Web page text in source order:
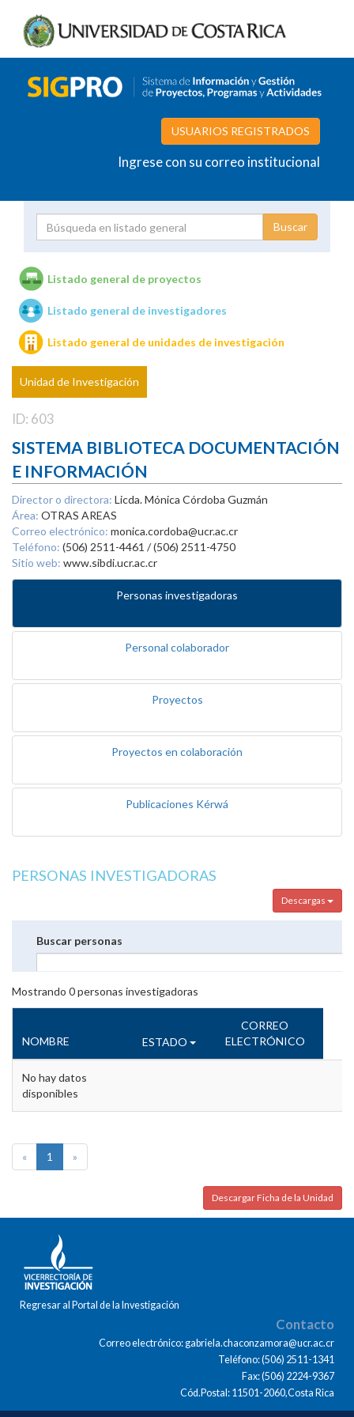
USUARIOS REGISTRADOS
Ingrese con su correo institucional
Unidades de investigación
Listado general de proyectos
Listado general de investigadores
Listado general de unidades de investigación
Unidad de Investigación
ID: 603
SISTEMA BIBLIOTECA DOCUMENTACIÓN
E INFORMACIÓN
Director o directora: Licda. Mónica Córdoba Guzmán
Área: OTRAS AREAS
Correo electrónico: monica.cordoba@ucr.ac.cr
Teléfono: (506) 2511-4461 / (506) 2511-4750
Sitio web: www.sibdi.ucr.ac.cr
Personas investigadoras
Personal colaborador
Proyectos
Proyectos en colaboración
Publicaciones Kérwá
PERSONAS INVESTIGADORAS
Descargas
Buscar personas
Mostrando 0personas investigadoras
NOMBRE ESTADO
CORREO
ELECTRÓNICO
No hay datos
disponibles
« 1 »
Descargar Ficha de la Unidad
Regresar al Portal de la Investigación
Contacto
Correo electrónico: gabriela.chaconzamora@ucr.ac.cr
Teléfono: (506) 2511-1341
Fax: (506) 2224-9367
Cód.Postal: 11501-2060,Costa Rica